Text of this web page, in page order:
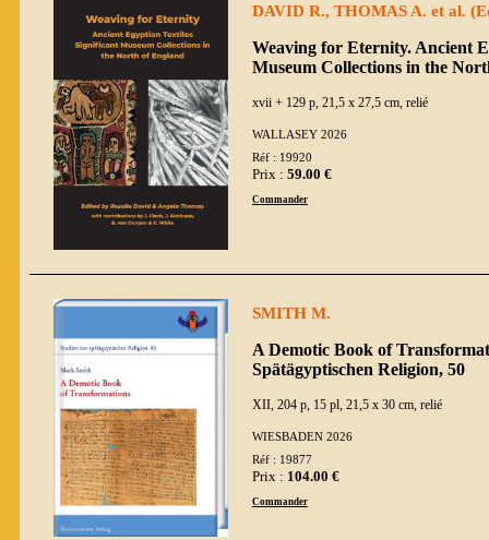
DAVID R., THOMAS A. et al.
Weaving for Eternity. Ancient
Museum Collections in the
xvii + 129 p, 21,5 x 27,5 cm, relié
WALLASEY 2026
Réf : 19920
Prix : 59.00 €
Commander
SMITH M.
A Demotic Book of
Spätägyptischen Religion, 50
XII, 204 p, 15 pl, 21,5 x 30 cm, relié
WIESBADEN 2026
Réf : 19877
Prix : 104.00 €
Commander